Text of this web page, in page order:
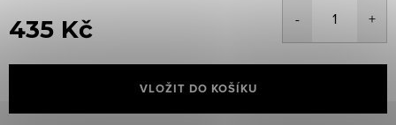
435 Kč
cena:
VLOŽIT DO KOŠÍKU